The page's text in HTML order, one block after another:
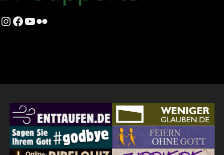
Instagram
Facebook
YouTube
Flickr